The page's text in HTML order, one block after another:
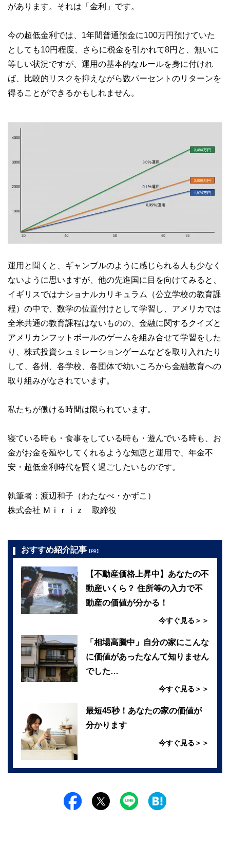
があります。それは「金利」です。
今の超低金利では、1年間普通預金に100万円預けていた
としても10円程度、さらに税金を引かれて8円と、無いに
等しい状況ですが、運用の基本的なルールを身に付けれ
ば、比較的リスクを抑えながら数パーセントのリターンを
得ることができるかもしれません。
運用と聞くと、ギャンブルのように感じられる人も少なく
ないように思いますが、他の先進国に目を向けてみると、
イギリスではナショナルカリキュラム（公立学校の教育課
程）の中で、数学の位置付けとして学習し、アメリカでは
全米共通の教育課程はないものの、金融に関するクイズと
アメリカンフットボールのゲームを組み合せて学習をした
り、株式投資シュミレーションゲームなどを取り入れたり
して、各州、各学校、各団体で幼いころから金融教育への
取り組みがなされています。
私たちが働ける時間は限られています。
寝ている時も・食事をしている時も・遊んでいる時も、お
金がお金を殖やしてくれるような知恵と運用で、年金不
安・超低金利時代を賢く過ごしたいものです。
執筆者：渡辺和子（わたなべ・かずこ）
株式会社 Ｍｉｒｉｚ 取締役
おすすめ紹介記事 【PR】
【不動産価格上昇中】あなたの不
動産いくら？ 住所等の入力で不
動産の価値が分かる！
今すぐ見る＞＞
「相場高騰中」自分の家にこんな
に価値があったなんて知りません
でした…
今すぐ見る＞＞
最短45秒！あなたの家の価値が
分かります
今すぐ見る＞＞